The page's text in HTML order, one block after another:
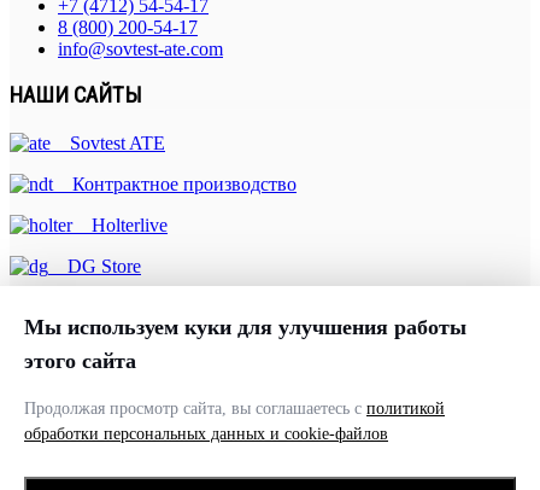
+7 (4712) 54-54-17
8 (800) 200-54-17
info@sovtest-ate.com
НАШИ САЙТЫ
Sovtest ATE
Контрактное производство
Holterlive
DG Store
ЦЭСиР
ПОДПИСАТЬСЯ НА РАССЫЛКУ
Мы используем куки для улучшения работы
этого сайта
Продолжая просмотр сайта, вы соглашаетесь с политикой
обработки персональных данных и cookie-файлов